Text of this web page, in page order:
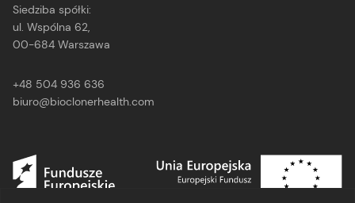
Siedziba spółki:
ul. Wspólna 62,
00-684 Warszawa
+48 504 936 636
biuro@bioclonerhealth.com